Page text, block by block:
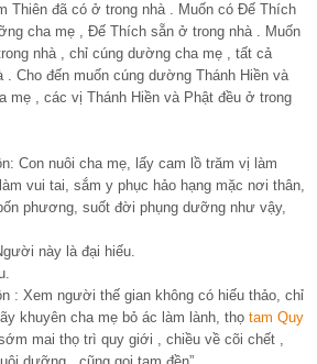
Thiên đã có ở trong nhà . Muốn có Đế Thích
cha mẹ , Đế Thích sẵn ở trong nhà . Muốn
nhà , chỉ cúng dường cha mẹ , tất cả
. Cho đến muốn cúng dường Thánh Hiền và
mẹ , các vị Thánh Hiền và Phật đều ở trong
Con nuôi cha mẹ, lấy cam lồ trăm vị làm
vui tai, sắm y phục hảo hạng mặc nơi thân,
phương, suốt đời phụng dưỡng như vậy,
này là đại hiếu.
: Xem người thế gian không có hiếu thảo, chỉ
khuyên cha mẹ bỏ ác làm lành, thọ tam Quy
mai thọ trì quy giới , chiều về cõi chết ,